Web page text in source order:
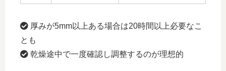
厚みが5mm以上ある場合は20時間以上必要なこ
とも
乾燥途中で一度確認し調整するのが理想的